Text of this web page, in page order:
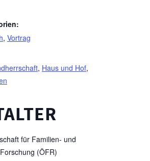
, Vortrag
, Haus und Hof,
für Familien- und
(ÖFR)